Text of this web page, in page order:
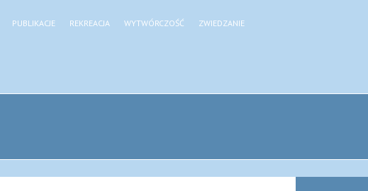
PUBLIKACJE REKREACJA WYTWÓRCZOŚĆ ZWIEDZANIE